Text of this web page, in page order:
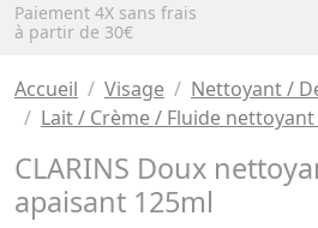
Paiement 4X sans frais
à partir de 30€
Accueil Visage
Nettoyant /
Lait / Crème / Fluide
CLARINS Doux
apaisant 125ml